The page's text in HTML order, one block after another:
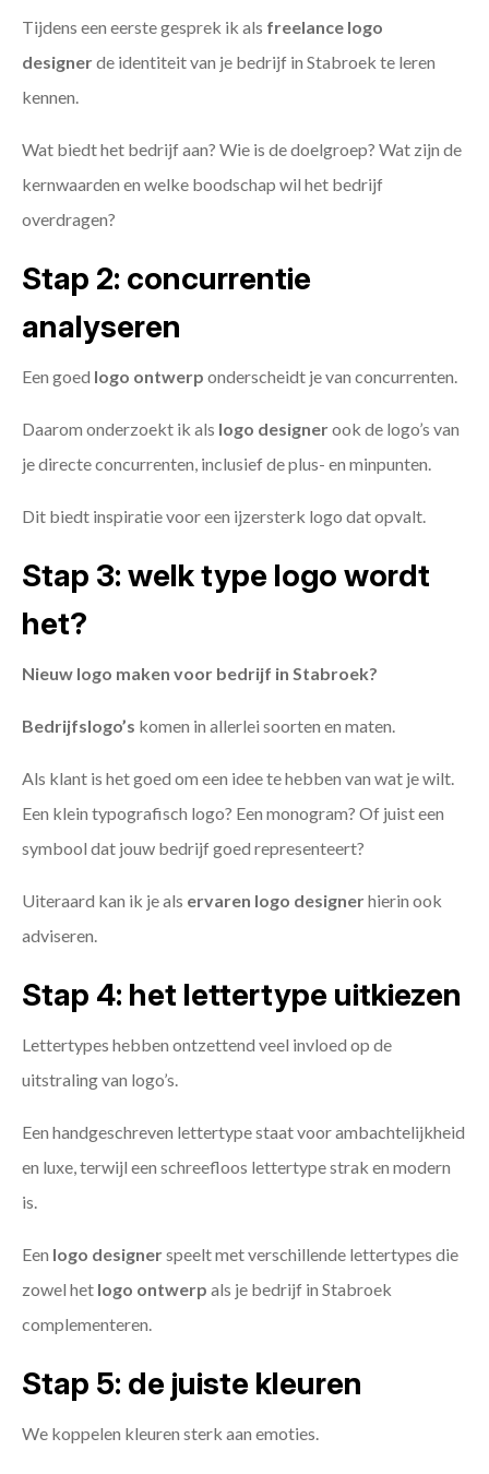
Tijdens een eerste gesprek ik als freelance logo
designerde identiteit van je bedrijf in Stabroek te leren
kennen.
Wat biedt het bedrijf aan? Wie is de doelgroep? Wat zijn de
kernwaarden en welke boodschap wil het bedrijf
overdragen?
Stap 2: concurrentie
analyseren
Een goed logo ontwerp onderscheidt je van concurrenten.
Daarom onderzoekt ik als logo designerook de logo’s van
je directe concurrenten, inclusief de plus- en minpunten.
Dit biedt inspiratie voor een ijzersterk logo dat opvalt.
Stap 3: welk type logo wordt
het?
Nieuw logo maken voor bedrijf in Stabroek?
Bedrijfslogo’s komen in allerlei soorten en maten.
Als klant is het goed om een idee te hebben van wat je wilt.
Een klein typografisch logo? Een monogram? Of juist een
symbool dat jouw bedrijf goed representeert?
Uiteraard kan ik je als ervaren logo designerhierin ook
adviseren.
Stap 4: het lettertype uitkiezen
Lettertypes hebben ontzettend veel invloed op de
uitstraling van logo’s.
Een handgeschreven lettertype staat voor ambachtelijkheid
en luxe, terwijl een schreefloos lettertype strak en modern
is.
Een logo designerspeelt met verschillende lettertypes die
zowel het logo ontwerp als je bedrijf in Stabroek
complementeren.
Stap 5: de juiste kleuren
We koppelen kleuren sterk aan emoties.